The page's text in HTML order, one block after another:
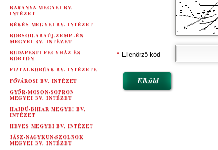
BARANYA MEGYEI BV.
INTÉZET
BÉKÉS MEGYEI BV. INTÉZET
BORSOD-ABAÚJ-ZEMPLÉN
MEGYEI BV. INTÉZET
BUDAPESTI FEGYHÁZ ÉS
BÖRTÖN
FIATALKORÚAK BV. INTÉZETE
FŐVÁROSI BV. INTÉZET
GYŐR-MOSON-SOPRON
MEGYEI BV. INTÉZET
HAJDÚ-BIHAR MEGYEI BV.
INTÉZET
HEVES MEGYEI BV. INTÉZET
JÁSZ-NAGYKUN-SZOLNOK
MEGYEI BV. INTÉZET
Ellenörző kód
*